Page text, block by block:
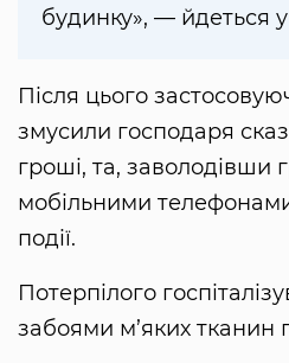
будинку», — йдеться
Після цього
змусили господаря
гроші, та, заволодівши
мобільними
події.
Потерпілого
забоями м’яких тканин